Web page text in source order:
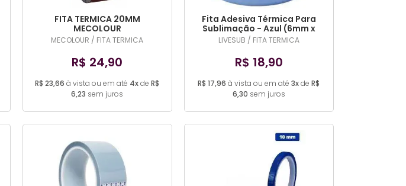
A - Z
FITA TERMICA 20MM
MECOLOUR
MECOLOUR / FITA TERMICA
R$ 24,90
R$ 23,66 à vista ou em até 4xde R$
6,23 sem juros
Fita Adesiva Térmica Para
Sublimação - Azul (6mm x
33m)
LIVESUB / FITA TERMICA
R$ 18,90
R$ 17,96 à vista ou em até 3xde R$
6,30 sem juros